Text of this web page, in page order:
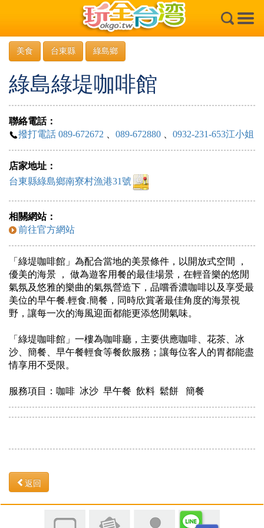
×
美食 台東縣 綠島鄉
綠島綠堤咖啡館
聯絡電話：
撥打電話 089-672672
089-672880 0932-231-653江小姐
店家地址：
台東縣綠島鄉南寮村漁港31號
相關網站：
前往官方網站
「綠堤咖啡館」為配合當地的美景條件，以開放式空間 ，
優美的海景 ， 做為遊客用餐的最佳場景，在輕音樂的悠閒
氣氛及悠雅的樂曲的氣氛營造下，品嚐香濃咖啡以及享受最
美位的早午餐.輕食.簡餐，同時欣賞著最佳角度的海景視
野，讓每一次的海風迎面都能更添悠閒氣味。
「綠堤咖啡館」一樓為咖啡廳，主要供應咖啡、花茶、冰
沙、簡餐、早午餐輕食等餐飲服務；讓每位客人的胃都能盡
情享用不受限。
服務項目：咖啡 冰沙 早午餐 飲料 鬆餅 簡餐
返回